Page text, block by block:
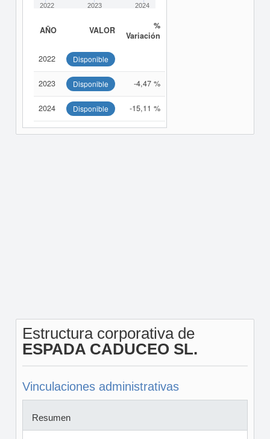
2022 2023 2024
AÑO VALOR
%
Variación
2022 Disponible
2023 Disponible -4,47 %
2024 Disponible -15,11 %
Estructura corporativa de
ESPADA CADUCEO SL.
Vinculaciones administrativas
Resumen